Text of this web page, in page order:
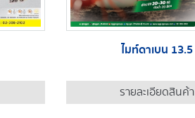
ไมท์ดาเบน 13.5
รายละเอียดสินค้า